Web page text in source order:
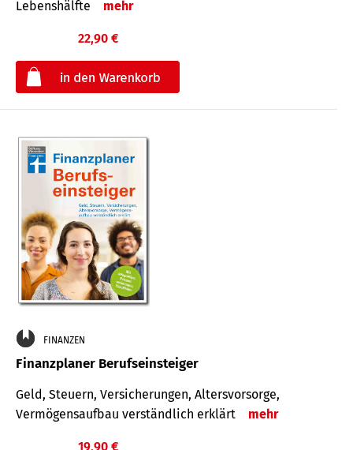
Lebenshälfte
mehr
22,90 €
FINANZEN
Finanzplaner Berufseinsteiger
Geld, Steuern, Versicherungen, Altersvorsorge,
Vermögensaufbau verständlich erklärt
mehr
19,90 €